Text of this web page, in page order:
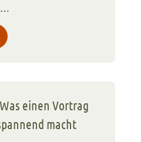
einen Vortrag
macht